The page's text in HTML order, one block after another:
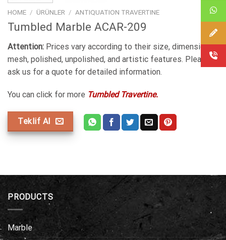
HOME / ÜRÜNLER / ANTIQUATION TRAVERTINE
Tumbled Marble ACAR-209
Attention: Prices vary according to their size, dimensions,
mesh, polished, unpolished, and artistic features. Please
ask us for a quote for detailed information.
You can click for more Tumbled Travertine.
Teklif Al
PRODUCTS
Marble